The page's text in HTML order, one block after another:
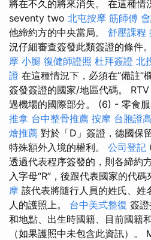
將在不久的將來消失。 在這種情
seventy two 北屯按摩 筋師傅
他締約方的中央當局。 舒壓課程
況仔細審查簽發此類簽證的條件。
摩 小腿 復健師證照 杜拜簽證 北
證 在這種情況下，必須在“備註”
簽發簽證的國家/地區代碼。
過機場的國際部分。 (6) - 零食
推拿 台中整骨推薦 按摩 台胞證
燴推薦 對於「D」簽證，德國保
特殊額外入境的權利。 公司登記
透過代表程序簽發的，則各締約
入字母“R”，後跟代表國家的代碼
摩 該代表將隨行人員的姓氏、姓
人的護照上。 台中美式整復 簽
和地點、出生時國籍、目前國籍
（如果護照中未包含此資訊）。